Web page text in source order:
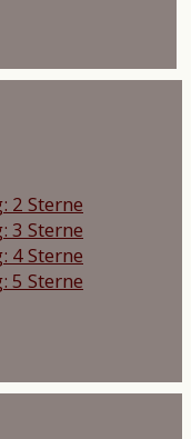
2 Sterne
3 Sterne
4 Sterne
5 Sterne